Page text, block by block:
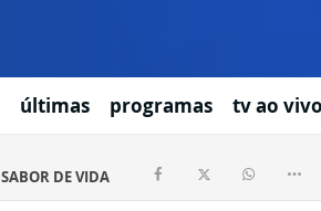
últimas programas tv ao vivo
SABOR DE VIDA